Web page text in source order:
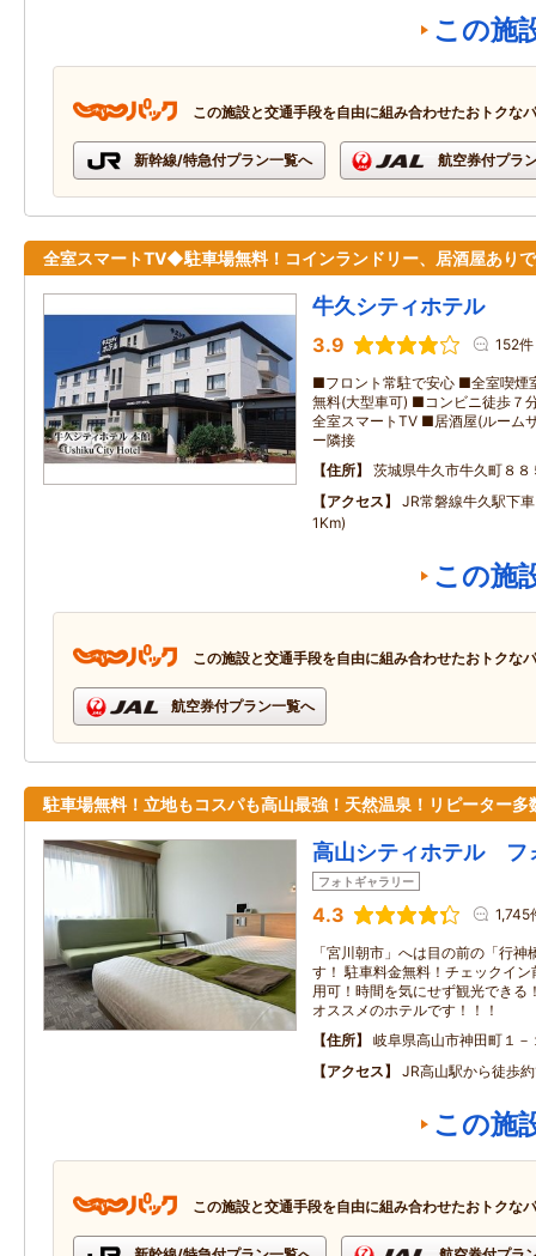
この施
この施設と交通手段を自由に組み合わせたおトクな
新幹線/特急付プラン一覧へ 航空券付プラ
全室スマートTV◆駐車場無料！コインランドリー、居酒屋あり
牛久シティホテル
3.9 152件
■フロント常駐で安心 ■全室喫煙
無料(大型車可) ■コンビニ徒歩７
全室スマートTV ■居酒屋(ルーム
ー隣接
住所
茨城県牛久市牛久町８
アクセス
JR常磐線牛久駅下
1Km)
この施
この施設と交通手段を自由に組み合わせたおトクな
航空券付プラン一覧へ
駐車場無料！立地もコスパも高山最強！天然温泉！リピーター多
高山シティホテル フ
フォトギャラリー
4.3 1,745
「宮川朝市」へは目の前の「行
す！ 駐車料金無料！チェックイ
用可！時間を気にせず観光できる
オススメのホテルです！！！
住所
岐阜県高山市神田町１－
アクセス
JR高山駅から徒歩
この施
この施設と交通手段を自由に組み合わせたおトクな